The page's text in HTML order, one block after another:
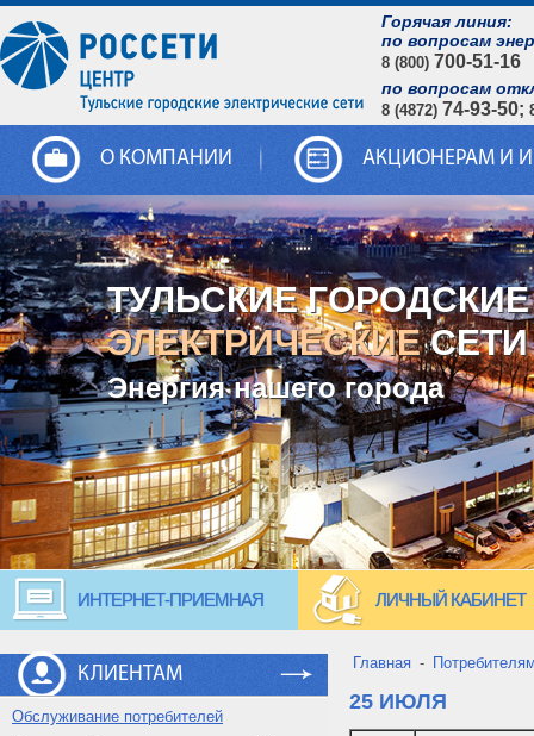
Горячая линия:
по вопросам
8 (800) 700-51-16
по вопросам
8 (4872) 74-93-50;
О КОМПАНИИ АКЦИОНЕРАМ И
ТУЛЬСКИЕ ГОРОДСКИЕ
ЭЛЕКТРИЧЕСКИЕСЕТИ
Энергия нашего города
ИНТЕРНЕТ-ПРИЕМНАЯ ЛИЧНЫЙ КАБИНЕТ
КЛИЕНТАМ
Обслуживание потребителей
Главная -
25 ИЮЛЯ